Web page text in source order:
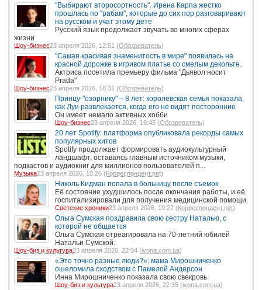
"Выбирают второсортность". Ирена Карпа жестко
прошлась по "рабам", которые до сих пор разговаривают
на русском и учат этому дете
Русский язык продолжает звучать во многих сферах
жизни
Шоу-бизнес23 апреля 2026, 12:51 (Обозреватель)
"Самая красивая знаменитость в мире" появилась на
красной дорожке в игривом платье со смелым декольте.
Актриса посетила премьеру фильма "Дьявол носит
Prada"
Шоу-бизнес23 апреля 2026, 16:31 (Обозреватель)
Принцу-"озорнику" – 8 лет: королевская семья показала,
как Луи развлекается, когда его не видят посторонние
Он имеет немало активных хобби
Шоу-бизнес23 апреля 2026, 16:45 (Обозреватель)
20 лет Spotify: платформа опубликовала рекорды самых
популярных хитов
Spotify продолжает формировать аудиокультурный
ландшафт, оставаясь главным источником музыки,
подкастов и аудиокниг для миллионов пользователей п...
Музыка23 апреля 2026, 18:26 (Корреспондент.net)
Николь Кидман попала в больницу после съемок
Её состояние ухудшилось после окончания работы, и её
госпитализировали для получения медицинской помощи.
Светские хроники23 апреля 2026, 19:27 (Корреспондент.net)
Ольга Сумская поздравила свою сестру Наталью, с
которой не общается
Ольга Сумская отреагировала на 70-летний юбилей
Натальи Сумской.
Шоу-биз и культура23 апреля 2026, 22:34 (ivona.com.ua)
«Это точно разные люди?»: мама Мирошниченко
ошеломила сходством с Памелой Андерсон
Инна Мирошниченко показала свою свекровь
Шоу-биз и культура23 апреля 2026, 22:35 (ivona.com.ua)